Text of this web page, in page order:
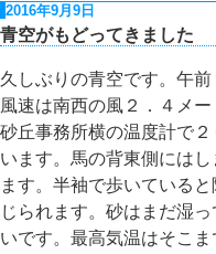
2016年9月9日
青空がもどってきました
久しぶりの青空です。午前
風速は南西の風２．４メー
砂丘事務所横の温度計で
います。馬の背東側には
ます。半袖で歩いている
じられます。砂はまだ湿
いです。最高気温はそこ